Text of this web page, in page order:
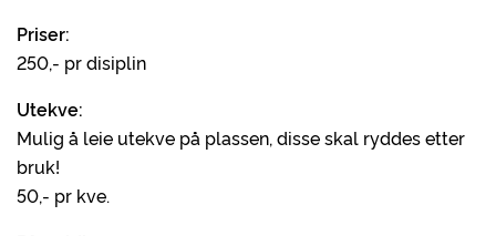
Priser:
250,- pr disiplin
Utekve:
Mulig å leie utekve på plassen, disse skal ryddes etter
bruk!
50,- pr kve.